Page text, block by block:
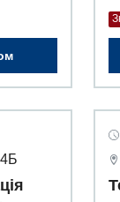
4Б